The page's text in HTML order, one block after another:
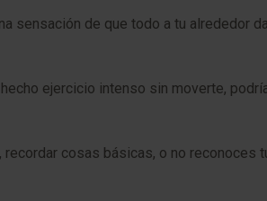
sensación de que todo a tu alrededor
ejercicio intenso sin moverte,
cosas básicas, o no reconoces